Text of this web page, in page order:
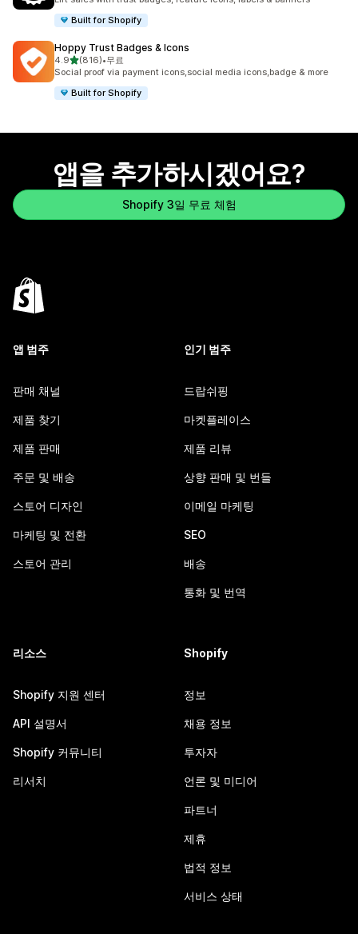
Built for Shopify
Hoppy Trust Badges & Icons
4.9별 5개 중
(816)
총 리뷰 816개
•무료
Social proof via payment icons,social media icons,badge & more
Built for Shopify
앱을 추가하시겠어요?
Shopify 3일 무료 체험
앱 범주
판매 채널
제품 찾기
제품 판매
주문 및 배송
스토어 디자인
마케팅 및 전환
스토어 관리
인기 범주
드랍쉬핑
마켓플레이스
제품 리뷰
상향 판매 및 번들
이메일 마케팅
SEO
배송
통화 및 번역
리소스
Shopify 지원 센터
API 설명서
Shopify 커뮤니티
리서치
Shopify
정보
채용 정보
투자자
언론 및 미디어
파트너
제휴
법적 정보
서비스 상태